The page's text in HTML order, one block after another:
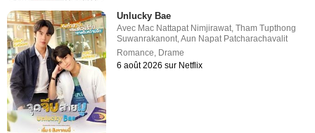
Unlucky Bae
Avec Mac Nattapat Nimjirawat,Tham Tupthong
Suwanrakanont,Aun Napat Patcharachavalit
Romance, Drame
6 août 2026 sur Netflix